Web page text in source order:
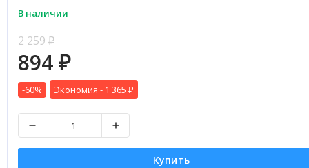
В наличии
2 259₽
894 ₽
-60% Экономия - 1 365 ₽
Купить